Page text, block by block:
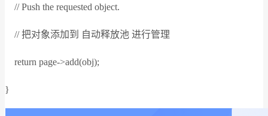
// Push the requested object.
// 把对象添加到 自动释放池 进行管理
return page->add(obj);
}